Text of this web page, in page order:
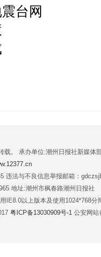
台网
载。 承办单位:潮州日报社新媒体
违法与不良信息举报邮箱：
地址:潮州市枫春路潮州日报社
IE8.0以上版本及使用1024*768分
粤ICP备13030909号-1 公安网站